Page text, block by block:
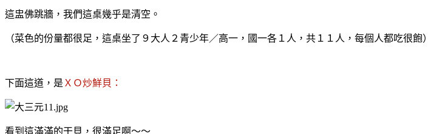
這盅佛跳牆，我們這桌幾乎是清空。
（菜色的份量都很足，這桌坐了９大人２青少年／高一，國一各１人，共１１人，每個人都吃很飽）
下面這道，是 ＸＯ炒鮮貝：
看到這滿滿的干貝，很滿足啊～～